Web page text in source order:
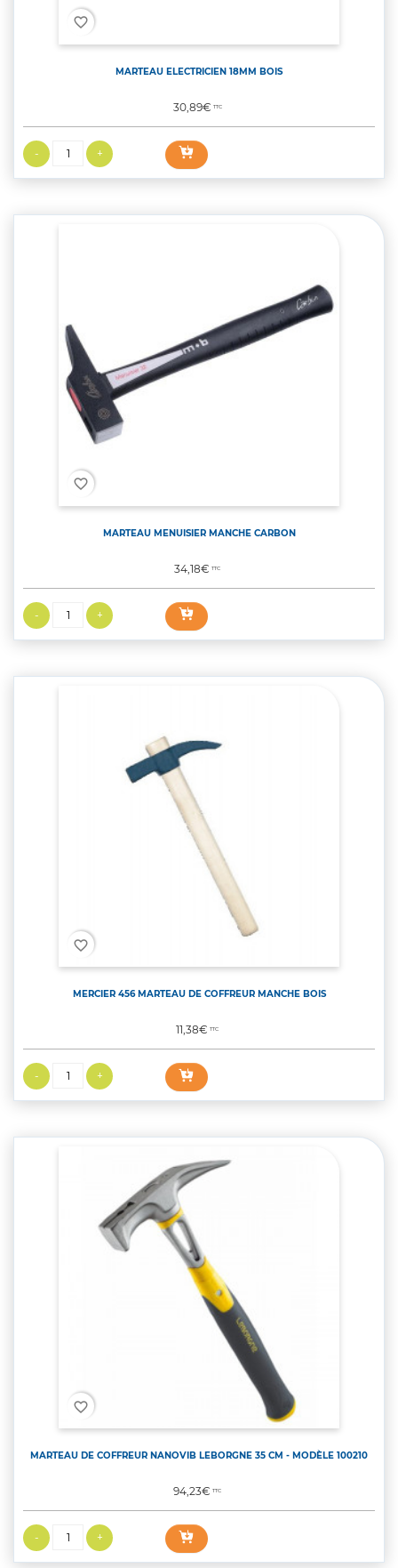
favorite_border
MARTEAU ELECTRICIEN 18MM BOIS
Prix
30,89€TTC
favorite_border
MARTEAU MENUISIER MANCHE CARBON
Prix
34,18€TTC
favorite_border
MERCIER 456 MARTEAU DE COFFREUR MANCHE BOIS
Prix
11,38€TTC
favorite_border
MARTEAU DE COFFREUR NANOVIB LEBORGNE 35 CM - MODÈLE 100210
Prix
94,23€TTC